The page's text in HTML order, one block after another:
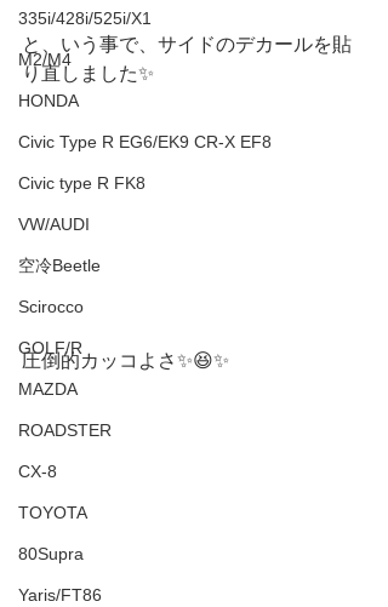
335i/428i/525i/X1
M2/M4
HONDA
Civic Type R EG6/EK9 CR-X EF8
Civic type R FK8
VW/AUDI
空冷Beetle
Scirocco
GOLF/R
MAZDA
ROADSTER
CX-8
TOYOTA
80Supra
Yaris/FT86
と、いう事で、サイドのデカールを貼
り直しました✨
圧倒的カッコよさ✨😆✨